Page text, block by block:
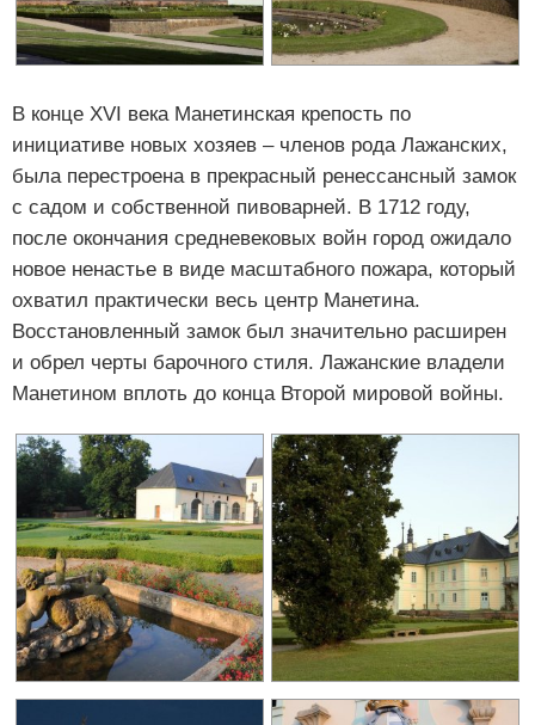
В конце XVI века Манетинская крепость по
инициативе новых хозяев – членов рода Лажанских,
была перестроена в прекрасный ренессансный замок
с садом и собственной пивоварней. В 1712 году,
после окончания средневековых войн город ожидало
новое ненастье в виде масштабного пожара, который
охватил практически весь центр Манетина.
Восстановленный замок был значительно расширен
и обрел черты барочного стиля. Лажанские владели
Манетином вплоть до конца Второй мировой войны.